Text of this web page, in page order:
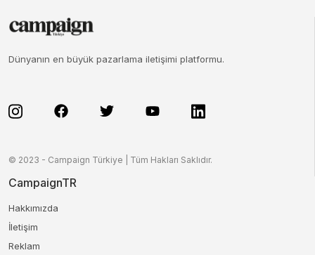
Dünyanın en büyük pazarlama iletişimi platformu.
© 2023 - Campaign Türkiye | Tüm Hakları Saklıdır.
CampaignTR
Hakkımızda
İletişim
Reklam